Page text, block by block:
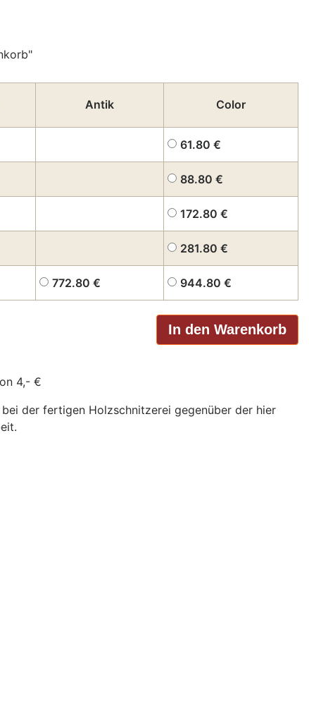
Antik Color
61.80 €
88.80 €
172.80 €
281.80 €
772.80 € 944.80 €
4,- €
der fertigen Holzschnitzerei gegenüber der hier